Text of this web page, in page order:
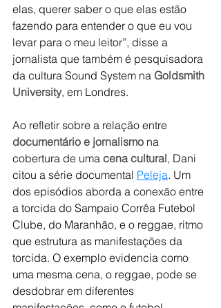
elas, querer saber o que elas estão
fazendo para entender o que eu vou
levar para o meu leitor”, disse a
jornalista que também é pesquisadora
da cultura Sound System na Goldsmith
University, em Londres.
Ao refletir sobre a relação entre
documentário e jornalismo na
cobertura de uma cena cultural, Dani
citou a série documental Peleja. Um
dos episódios aborda a conexão entre
a torcida do Sampaio Corrêa Futebol
Clube, do Maranhão, e o reggae, ritmo
que estrutura as manifestações da
torcida. O exemplo evidencia como
uma mesma cena, o reggae, pode se
desdobrar em diferentes